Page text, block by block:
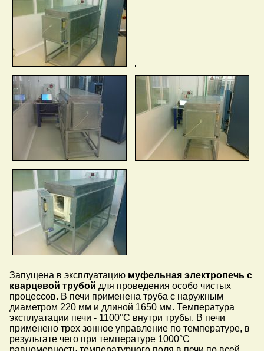
Запущена в эксплуатацию муфельная электропечь с
кварцевой трубой для проведения особо чистых
процессов. В печи применена труба с наружным
диаметром 220 мм и длиной 1650 мм. Температура
эксплуатации печи - 1100°C внутри трубы. В печи
применено трех зонное управление по температуре, в
результате чего при температуре 1000°C